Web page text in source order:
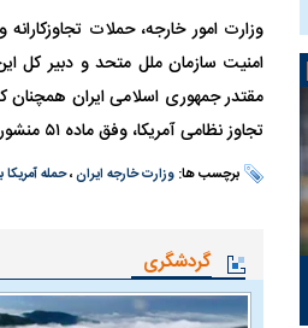
وزارت امور خارجه، حملات
امنیت سازمان ملل متحد و دبیر کل
مقتدر جمهوری اسلامی ایران همچنان
تجاوز نظامی آمریکا، وفق ماده ۵۱ منشور سازمان ملل، درنگ نکرده و منشا و مبدا تجاوز را نیز مورد هدف قرار خواهند داد.
برچسب ها: وزارت خارجه ایران،حمله آمریکا
گردشگری
مقصد احتمالی مدافع جوان پرسپولیس
مشخص شد